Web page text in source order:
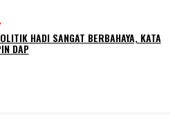
HADI SANGAT BERBAHAYA, KATA
DAP